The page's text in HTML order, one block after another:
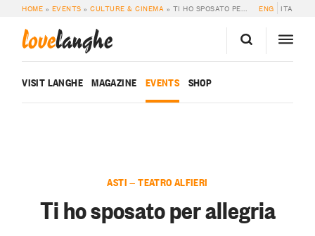
HOME » EVENTS »CULTURE & CINEMA » TI HO SPOSATO PER ALLEGRIA ENG ITA
lovelanghe
VISIT LANGHE MAGAZINE EVENTS SHOP
ASTI — TEATRO ALFIERI
Ti ho sposato per allegria